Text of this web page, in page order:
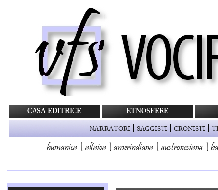
CASA EDITRICE ETNOSFERE
NARRATORI | SAGGISTI | CRONISTI |
humanica |altaica |amerindiana |austronesiana |